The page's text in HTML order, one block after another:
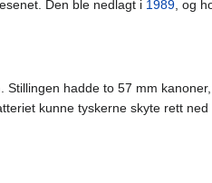
Den ble nedlagt i 1989 , og
hadde to 57 mm
kunne tyskerne skyte rett ned